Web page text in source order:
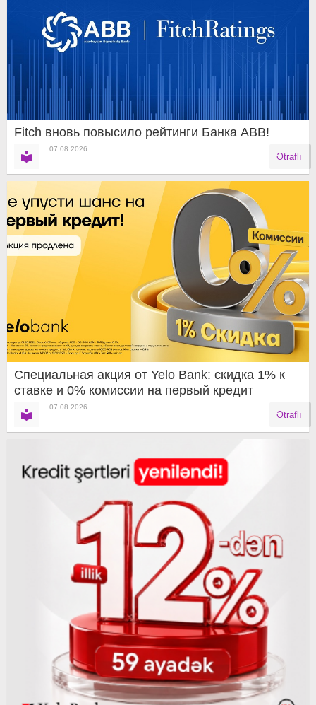
Fitch вновь повысило рейтинги Банка ABB!
07.08.2026
Ətraflı
Специальная акция от Yelo Bank: скидка 1% к
ставке и 0% комиссии на первый кредит
07.08.2026
Ətraflı